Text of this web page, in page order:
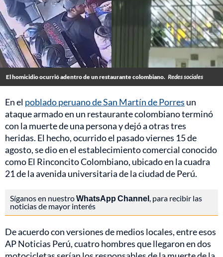
El homicidio ocurrió adentro de un restaurante colombiano. Redes sociales
En el poblado peruano de San Martín de Porres un
ataque armado en un restaurante colombiano terminó
con la muerte de una persona y dejó a otras tres
heridas. El hecho, ocurrido el pasado viernes 15 de
agosto, se dio en el establecimiento comercial conocido
como El Rinconcito Colombiano, ubicado en la cuadra
21 de la avenida universitaria de la ciudad de Perú.
Síganos en nuestroWhatsApp Channel, para recibir las
noticias de mayor interés
De acuerdo con versiones de medios locales, entre esos
AP Noticias Perú, cuatro hombres que llegaron en dos